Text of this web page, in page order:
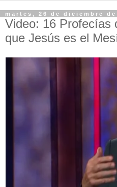
martes, 26 de diciembre de
Video: 16 Profecías
que Jesús es el